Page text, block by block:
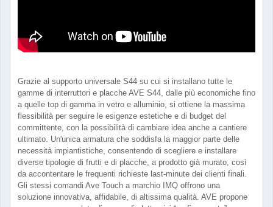
Grazie al supporto universale S44 su cui si installano tutte le
gamme di interruttori e placche AVE S44, dalle più economiche fino
a quelle top di gamma in vetro e alluminio, si ottiene la massima
flessibilità per seguire le esigenze estetiche e di budget del
committente, con la possibilità di cambiare idea anche a cantiere
ultimato. Un'unica armatura che soddisfa la maggior parte delle
necessità impiantistiche, consentendo di scegliere e installare
diverse tipologie di frutti e di placche, a prodotto già murato, così
da accontentare le frequenti richieste last-minute dei clienti finali.
Gli stessi comandi Ave Touch a marchio IMQ offrono una
soluzione innovativa, affidabile, di altissima qualità. AVE propone